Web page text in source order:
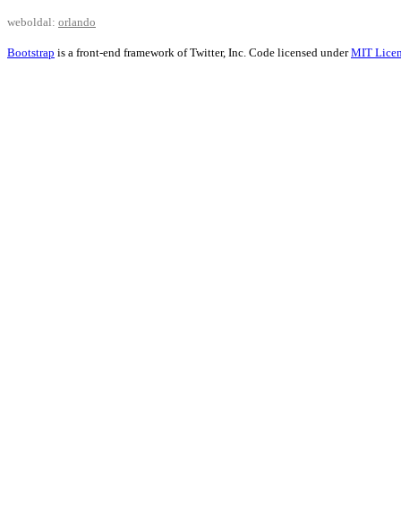
weboldal: orlando
Bootstrap is a front-end framework of Twitter, Inc. Code licensed underMIT